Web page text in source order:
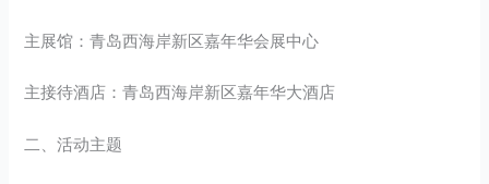
主展馆：青岛西海岸新区嘉年华会展中心
主接待酒店：青岛西海岸新区嘉年华大酒店
二、活动主题